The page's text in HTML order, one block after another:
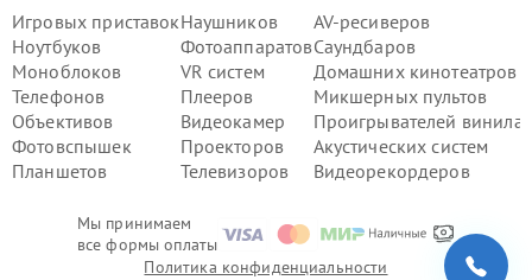
Мы принимаем
все формы оплаты
Игровых приставок
Ноутбуков
Моноблоков
Телефонов
Объективов
Фотовспышек
Планшетов
Наушников
Фотоаппаратов
VR систем
Плееров
Видеокамер
Проекторов
Телевизоров
AV-ресиверов
Саундбаров
Домашних кинотеатров
Микшерных пультов
Проигрывателей винила
Акустических систем
Видеорекордеров
Самара
Замена корпуса телефона Sony в г.
Пермь
Замена корпуса телефона Sony в г.
Красноярск
Замена корпуса телефона Sony в г.
Ижевск
Замена корпуса телефона Sony в г.
Челябинск
Замена корпуса телефона Sony в г.
Политика конфиденциальности